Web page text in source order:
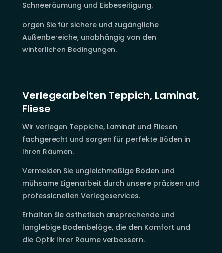
Schneeräumung und Eisbeseitigung.
orgen Sie für sichere und zugängliche
Außenbereiche, unabhängig von den
winterlichen Bedingungen.
Verlegearbeiten Teppich, Laminat,
Fliese
Wir verlegen Teppiche, Laminat und Fliesen
fachgerecht und sorgen für perfekte Böden in
Ihren Räumen.
Vermeiden Sie ungleichmäßige Böden und
mühsame Eigenarbeit durch unsere präzisen und
professionellen Verlegeservices.
Erhalten Sie ästhetisch ansprechende und
langlebige Bodenbeläge, die den Komfort und
die Optik Ihrer Räume verbessern.